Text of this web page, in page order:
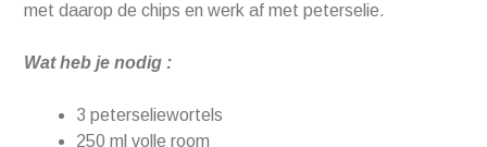
met daarop de chips en werk af met peterselie.
Wat heb je nodig :
3 peterseliewortels
250 ml volle room